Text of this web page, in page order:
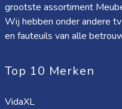
grootste assortiment
Wij hebben onder andere
en fauteuils van alle
Top 10 Merken
VidaXL